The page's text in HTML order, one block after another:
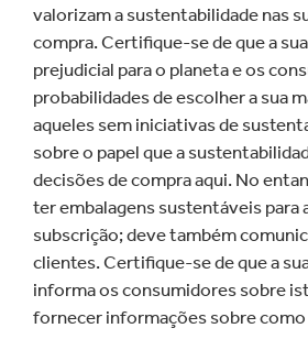
valorizam a sustentabilidade nas
compra. Certifique-se de que a
prejudicial para o planeta e os
probabilidades de escolher a sua
aqueles sem iniciativas de
sobre o papel que a
decisões de compra aqui. No
ter embalagens sustentáveis para
subscrição; deve também
clientes. Certifique-se de que a
informa os consumidores sobre
fornecer informações sobre